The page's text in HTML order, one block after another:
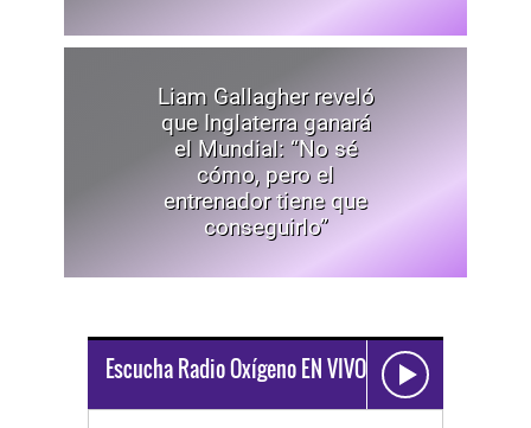
Liam Gallagher reveló
que Inglaterra ganará
el Mundial: “No sé
cómo, pero el
entrenador tiene que
conseguirlo”
Escucha Radio Oxígeno EN VIVO